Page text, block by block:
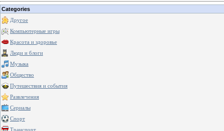
Categories
Другое
Компьютерные игры
Красота и здоровье
Люди и блоги
Музыка
Общество
Путешествия и события
Развлечения
Сериалы
Спорт
Транспорт